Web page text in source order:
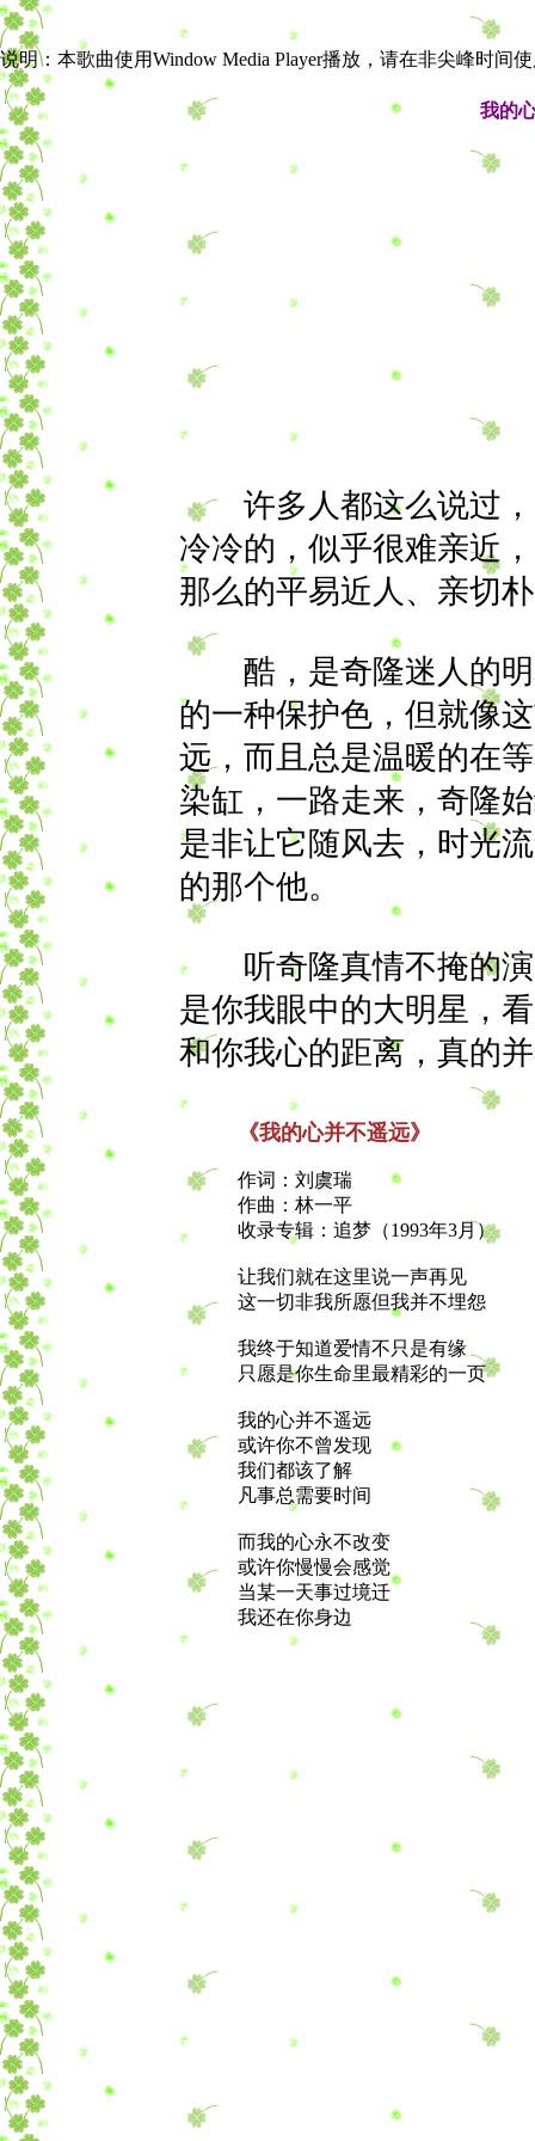
说明：本歌曲使用Window Media Player播放，请在非尖峰时间
我的
许多人都这么说过，
冷冷的，似乎很难亲近
那么的平易近人、亲切
酷，是奇隆迷人的明
的一种保护色，但就像
远，而且总是温暖的在
染缸，一路走来，奇隆
是非让它随风去，时光
的那个他。
听奇隆真情不掩的演
是你我眼中的大明星，
和你我心的距离，真的
《我的心并不遥远》
作词：刘虞瑞
作曲：林一平
收录专辑：追梦（1993年3月）
让我们就在这里说一声再见
这一切非我所愿但我并不埋怨
我终于知道爱情不只是有缘
只愿是你生命里最精彩的一页
我的心并不遥远
或许你不曾发现
我们都该了解
凡事总需要时间
而我的心永不改变
或许你慢慢会感觉
当某一天事过境迁
我还在你身边